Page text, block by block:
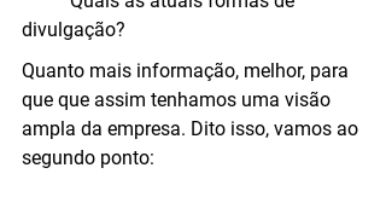
divulgação?
Quanto mais informação, melhor, para
que que assim tenhamos uma visão
ampla da empresa. Dito isso, vamos ao
segundo ponto: